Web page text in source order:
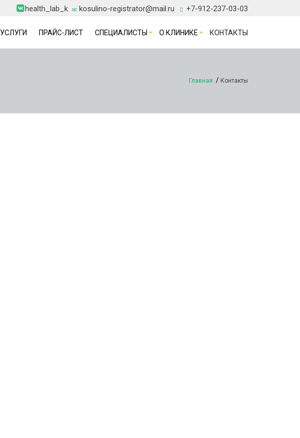
+7-912-237-03-03
kosulino-registrator@mail.ru
health_lab_k
УСЛУГИ ПРАЙС-ЛИСТ СПЕЦИАЛИСТЫ О КЛИНИКЕ КОНТАКТЫ
Главная Контакты